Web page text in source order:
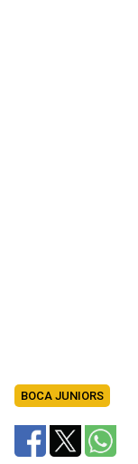
BOCA JUNIORS